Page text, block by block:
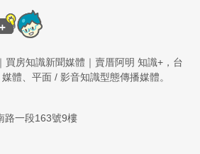
買房知識新聞媒體｜賣厝阿明 知識+，台
體、平面 / 影音知識型態傳播媒體。
路一段163號9樓